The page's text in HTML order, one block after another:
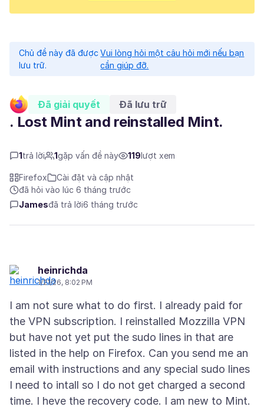
Chủ đề này đã được
lưu trữ.
Vui lòng hỏi một câu hỏi mới nếu bạn
cần giúp đỡ.
Đã giải quyết Đã lưu trữ
. Lost Mint and reinstalled Mint.
1trả lời 1gặp vấn đề này 119lượt xem
Firefox
Cài đặt và cập nhật
đã hỏi vào lúc 6 tháng trước
Jamesđã trả lời6 tháng trước
heinrichda
1/21/26, 8:02 PM
I am not sure what to do first. I already paid for
the VPN subscription. I reinstalled Mozzilla VPN
but have not yet put the sudo lines in that are
listed in the help on Firefox. Can you send me an
email with instructions and any special sudo lines
I need to intall so I do not get charged a second
time. I heve the recovery code. I am new to Mint.